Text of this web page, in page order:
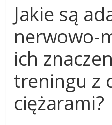
Jakie są
nerwowo-
ich
treningu z
ciężarami?